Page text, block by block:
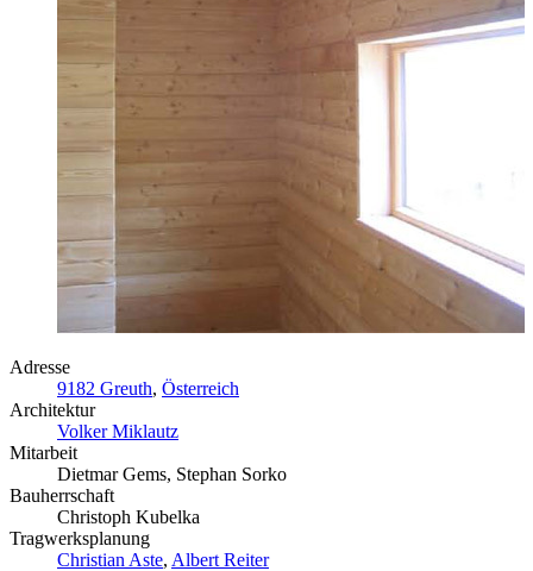
Adresse
9182 Greuth, Österreich
Architektur
Volker Miklautz
Mitarbeit
Dietmar Gems, Stephan Sorko
Bauherrschaft
Christoph Kubelka
Tragwerksplanung
Christian Aste, Albert Reiter